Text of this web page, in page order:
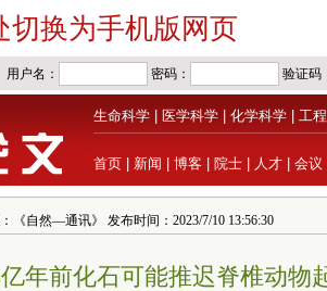
切换为手机版网页
生命科学 医学科学 化学科学 工
首页 新闻 博客 院士 人才 会议
《自然—通讯》 发布时间：2023/7/10 13:56:30
年前化石可能推迟脊椎动物